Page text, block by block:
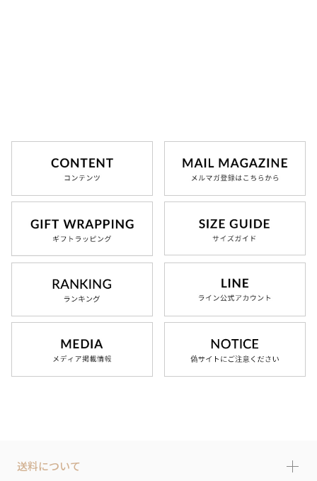
GOODS
お気に入り
お問い合わせ
送料について